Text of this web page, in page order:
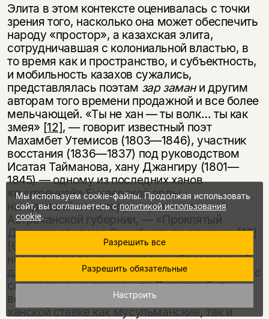
Элита в этом контексте оценивалась с точки
зрения того, насколько она может обеспечить
народу «простор», а казахская элита,
сотрудничавшая с колониальной властью, в
то время как и пространство, и субъектность,
и мобильность казахов сужались,
представлялась поэтам зар замани другим
авторам того времени продажной и все более
мельчающей. «Ты не хан — ты волк… ты как
змея» [12], — говорит известный поэт
Махамбет Утемисов (1803—1846), участник
восстания (1836—1837) под руководством
Исатая Тайманова, хану Джангиру (1801—
1845) — одному из последних ханов
«внутренней» Букеевской орды,
находившейся на территории нынешней
Астраханской губернии, — «Проклятый
Джангир сдал нас Оренбургу по одному»[13]
[Өтемісұлы 1991: 184— 185]. Для Махамбета,
несмотря на то что он хорошо образованный
для своего времени поэт, учившийся вместе с
сыном хана, не важно, что Джангир был
великим просветителем, открывшим в
ханской ставке как мусульманские, так и
Мы используем cookie-файлы. Продолжая использовать
сайт, вы соглашаетесь сполитикой использования
cookie.
Разрешить все
Разрешить обязательные
Настроить